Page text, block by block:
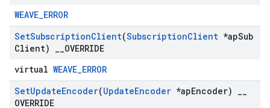
WEAVE_ERROR
SetSubscriptionClient(SubscriptionClient *apSub
Client)
OVERRIDE
virtual WEAVE_ERROR
SetUpdateEncoder(UpdateEncoder *apEncoder)
OVERRIDE